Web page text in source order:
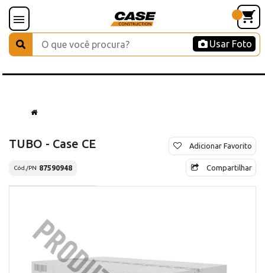
Usar Foto
TUBO - Case CE
Cód./PN 87590948
Adicionar Favorito
Compartilhar